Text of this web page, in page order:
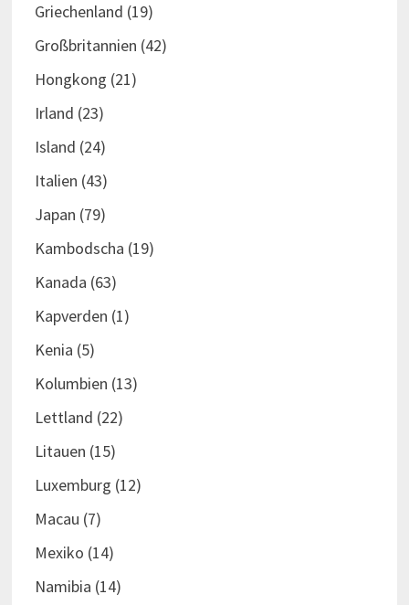
Griechenland (19)
Großbritannien (42)
Hongkong (21)
Irland (23)
Island (24)
Italien (43)
Japan (79)
Kambodscha (19)
Kanada (63)
Kapverden (1)
Kenia (5)
Kolumbien (13)
Lettland (22)
Litauen (15)
Luxemburg (12)
Macau (7)
Mexiko (14)
Namibia (14)